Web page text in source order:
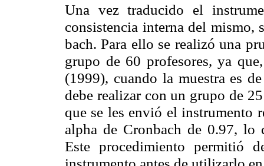
Una vez traducido el
consistencia interna del mismo,
bach. Para ello se realizó una
grupo de 60 profesores, ya
(1999), cuando la muestra es
debe realizar con un grupo de
que se les envió el instrumento
alpha de Cronbach de 0.97, lo
Este procedimiento permitió